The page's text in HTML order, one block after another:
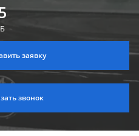
заявку
звонок